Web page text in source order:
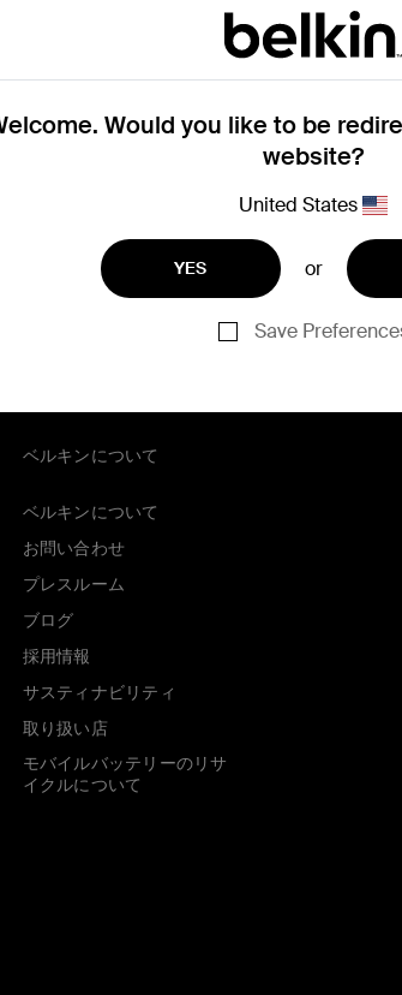
保
続
Would you like to be
website?
United States
YES or
Save
ベルキンについて
ベルキンについて
お問い合わせ
プレスルーム
ブログ
採用情報
サスティナビリティ
取り扱い店
モバイルバッテリーのリサ
イクルについて